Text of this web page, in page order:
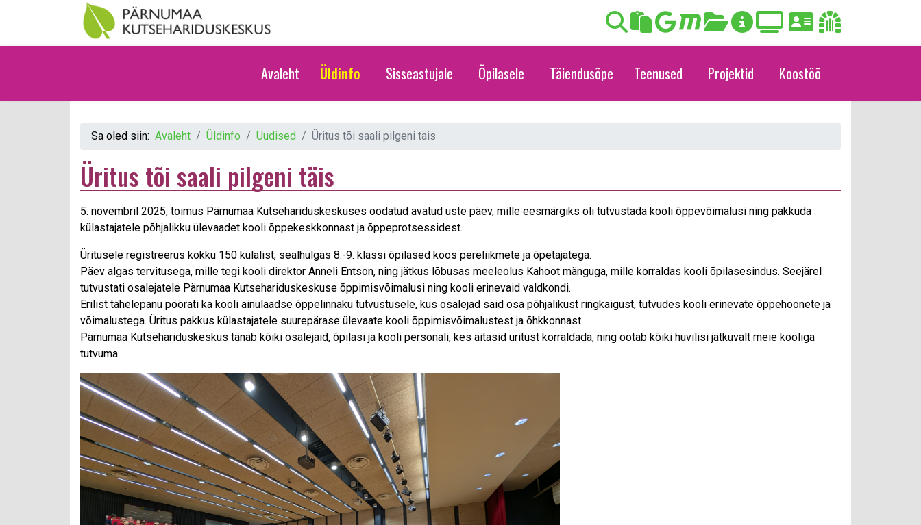
Avaleht Üldinfo Sisseastujale Õpilasele Täiendusõpe Teenused Projektid Koostöö
Sa oled siin: Avaleht Üldinfo Uudised Üritus tõi saali pilgeni täis
Üritus tõi saali pilgeni täis
5. novembril 2025, toimus Pärnumaa Kutsehariduskeskuses oodatud avatud uste päev, mille eesmärgiks oli tutvustada kooli õppevõimalusi ning pakkuda
külastajatele põhjalikku ülevaadet kooli õppekeskkonnast ja õppeprotsessidest.
Üritusele registreerus kokku 150 külalist, sealhulgas 8.-9. klassi õpilased koos pereliikmete ja õpetajatega.
Päev algas tervitusega, mille tegi kooli direktor Anneli Entson, ning jätkus lõbusas meeleolus Kahoot mänguga, mille korraldas kooli õpilasesindus. Seejärel
tutvustati osalejatele Pärnumaa Kutsehariduskeskuse õppimisvõimalusi ning kooli erinevaid valdkondi.
Erilist tähelepanu pöörati ka kooli ainulaadse õppelinnaku tutvustusele, kus osalejad said osa põhjalikust ringkäigust, tutvudes kooli erinevate õppehoonete ja
võimalustega. Üritus pakkus külastajatele suurepärase ülevaate kooli õppimisvõimalustest ja õhkkonnast.
Pärnumaa Kutsehariduskeskus tänab kõiki osalejaid, õpilasi ja kooli personali, kes aitasid üritust korraldada, ning ootab kõiki huvilisi jätkuvalt meie kooliga
tutvuma.